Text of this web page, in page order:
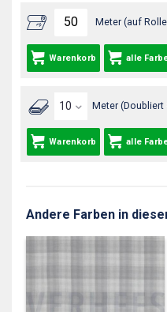
Meter (auf
Warenkorb alle
Meter (Doubliert
Warenkorb alle
Andere Farben in